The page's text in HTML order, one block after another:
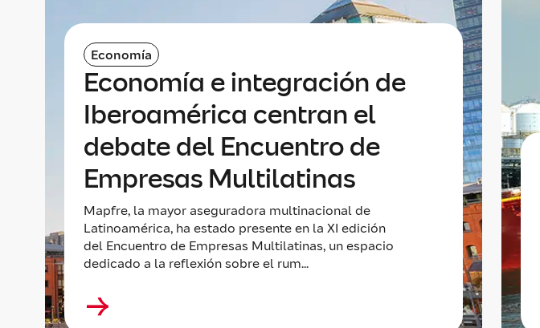
Economía
Economía e integración de
Iberoamérica centran el
debate del Encuentro de
Empresas Multilatinas
Mapfre, la mayor aseguradora multinacional de
Latinoamérica, ha estado presente en la XI edición
del Encuentro de Empresas Multilatinas, un espacio
dedicado a la reflexión sobre el rum...